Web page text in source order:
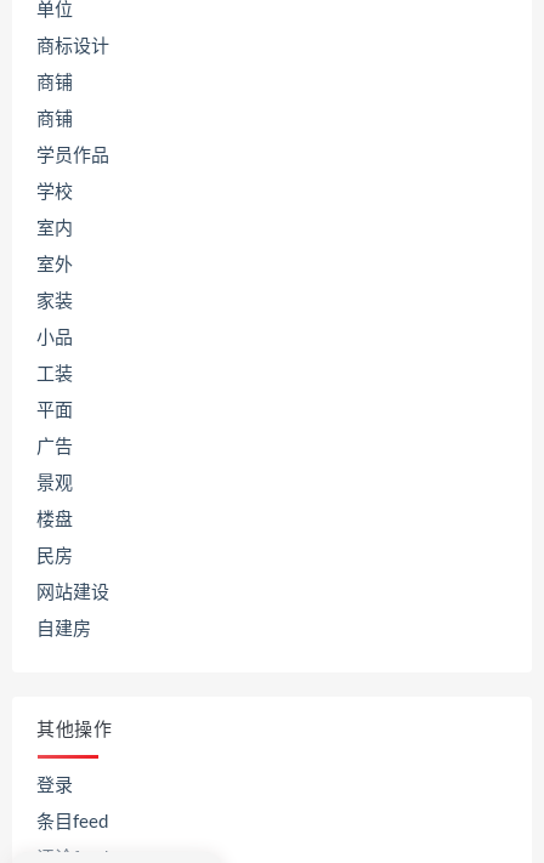
单位
商标设计
商铺
商铺
学员作品
学校
室内
室外
家装
小品
工装
平面
广告
景观
楼盘
民房
网站建设
自建房
其他操作
登录
条目feed